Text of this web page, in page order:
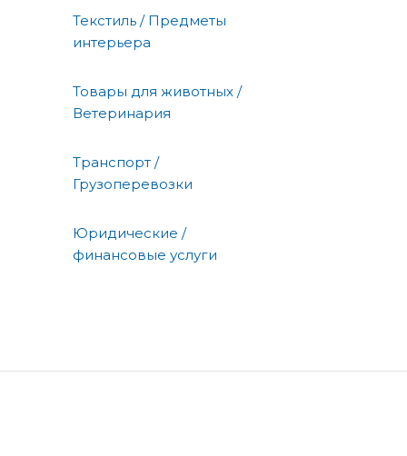
Текстиль / Предметы
интерьера
Товары для животных /
Ветеринария
Транспорт /
Грузоперевозки
Юридические /
финансовые услуги